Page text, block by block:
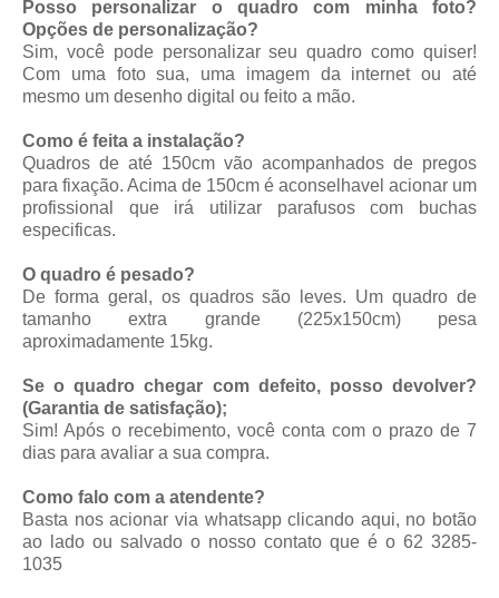
Posso personalizar o quadro com minha foto?
Opções de personalização?
Sim, você pode personalizar seu quadro como quiser!
Com uma foto sua, uma imagem da internet ou até
mesmo um desenho digital ou feito a mão.
Como é feita a instalação?
Quadros de até 150cm vão acompanhados de pregos
para fixação. Acima de 150cm é aconselhavel acionar um
profissional que irá utilizar parafusos com buchas
especificas.
O quadro é pesado?
De forma geral, os quadros são leves. Um quadro de
tamanho extra grande (225x150cm) pesa
aproximadamente 15kg.
Se o quadro chegar com defeito, posso devolver?
(Garantia de satisfação);
Sim! Após o recebimento, você conta com o prazo de 7
dias para avaliar a sua compra.
Como falo com a atendente?
Basta nos acionar via whatsappclicando aqui, no botão
ao lado ou salvado o nosso contato que é o 62 3285-
1035